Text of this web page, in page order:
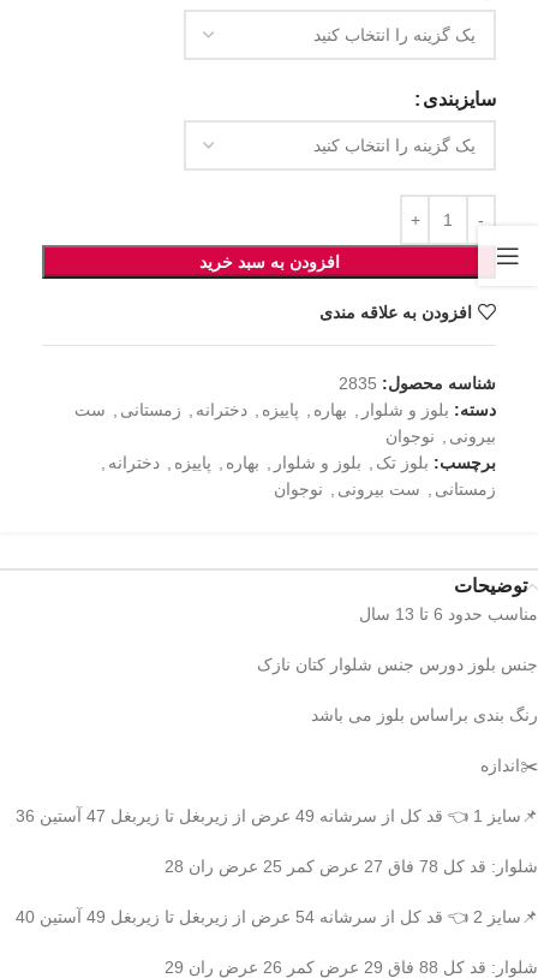
سایزبندی
افزودن به سبد خرید
افزودن به علاقه مندی
شناسه محصول: 2835
دسته: بلوز و شلوار بهاره پاییزه دخترانه زمستانی
ست
بیرونی
نوجوان
برچسب: بلوز تک بلوز و شلوار بهاره پاییزه دخترانه
زمستانی
ست بیرونی نوجوان
توضیحات
مناسب حدود 6 تا 13 سال
جنس بلوز دورس جنس شلوار کتان نازک
رنگ بندی براساس بلوز می باشد
✂️اندازه
📌سایز 1 👈 قد کل از سرشانه 49 عرض از زیربغل تا زیربغل 47 آستین 36
شلوار: قد کل 78 فاق 27 عرض کمر 25 عرض ران 28
📌سایز 2 👈 قد کل از سرشانه 54 عرض از زیربغل تا زیربغل 49 آستین 40
شلوار: قد کل 88 فاق 29 عرض کمر 26 عرض ران 29